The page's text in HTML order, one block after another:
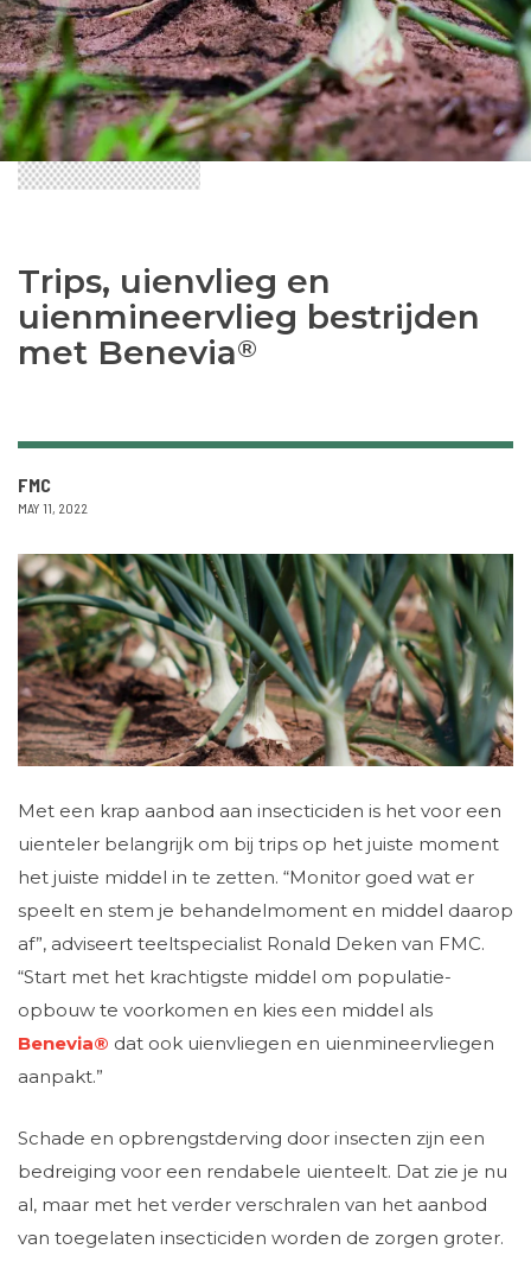
Trips, uienvlieg en
uienmineervlieg bestrijden
met Benevia®
FMC
MAY 11, 2022
Met een krap aanbod aan insecticiden is het voor een
uienteler belangrijk om bij trips op het juiste moment
het juiste middel in te zetten. “Monitor goed wat er
speelt en stem je behandelmoment en middel daarop
af”, adviseert teeltspecialist Ronald Deken van FMC.
“Start met het krachtigste middel om populatie-
opbouw te voorkomen en kies een middel als
Benevia® dat ook uienvliegen en uienmineervliegen
aanpakt.”
Schade en opbrengstderving door insecten zijn een
bedreiging voor een rendabele uienteelt. Dat zie je nu
al, maar met het verder verschralen van het aanbod
van toegelaten insecticiden worden de zorgen groter.